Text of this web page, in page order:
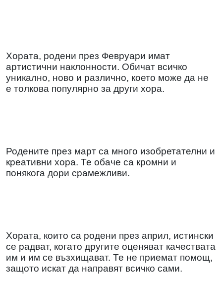
Хората, родени през Февруари имат
артистични наклонности. Обичат всичко
уникално, ново и различно, което може да не
е толкова популярно за други хора.
Родените през март са много изобретателни и
креативни хора. Те обаче са кромни и
понякога дори срамежливи.
Хората, които са родени през април, истински
се радват, когато другите оценяват качествата
им и им се възхищават. Те не приемат помощ,
защото искат да направят всичко сами.